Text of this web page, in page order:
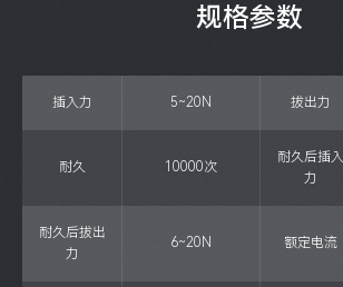
规格参数
插入力 5~20N 拔出力
耐久 10000次
耐久后插入
力
耐久后拔出
力
6~20N 额定电流